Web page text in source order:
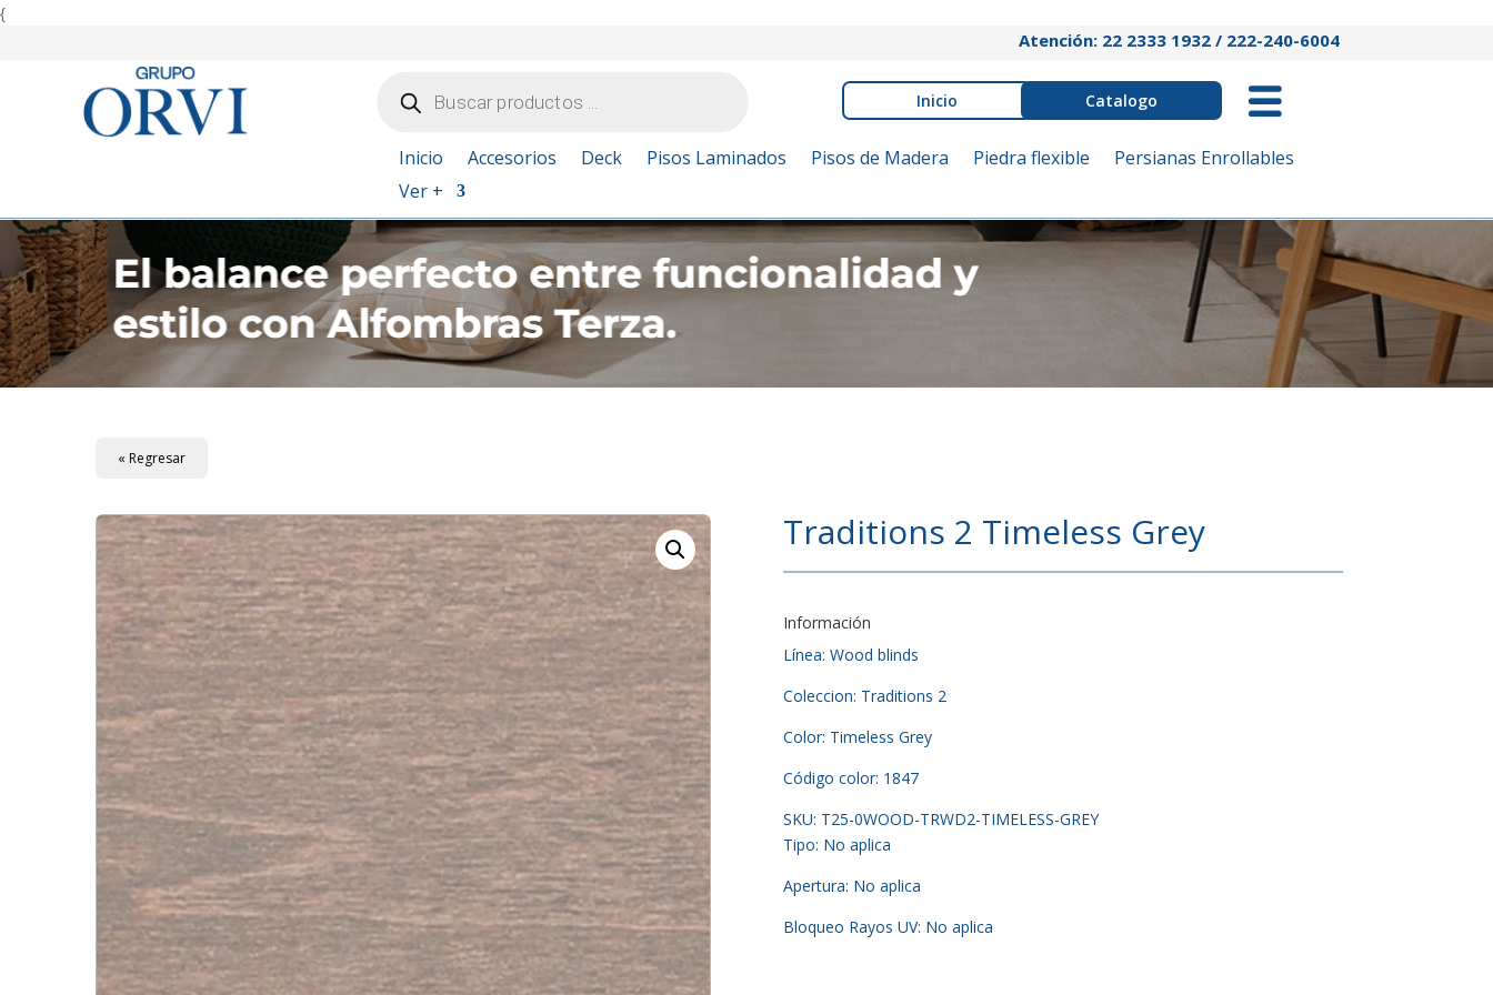
{
Atención: 22 2333 1932 / 222-240-6004
productos Inicio Catalogo
Inicio Accesorios Deck Pisos Laminados Pisos de Madera Piedra flexible
Persianas Enrollables
Ver +
« Regresar
Traditions 2 Timeless Grey
Información
Línea: Wood blinds
Coleccion: Traditions 2
Color: Timeless Grey
Código color: 1847
SKU: T25-0WOOD-TRWD2-TIMELESS-GREY
Tipo: No aplica
Apertura: No aplica
Bloqueo Rayos UV: No aplica